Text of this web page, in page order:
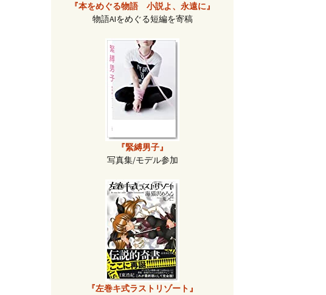
『本をめぐる物語 小説よ、永遠に』
物語AIをめぐる短編を寄稿
『緊縛男子』
写真集/モデル参加
『左巻キ式ラストリゾート』